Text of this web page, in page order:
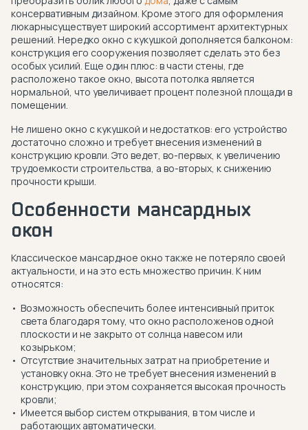
консервативным дизайном. Кроме этого для оформления
люкарнысуществует широкий ассортимент архитектурных
решений. Нередко окно с кукушкой дополняется балконом:
конструкция его сооружения позволяет сделать это без
особых усилий. Еще один плюс: в части стены, где
расположено такое окно, высота потолка является
нормальной, что увеличивает процент полезной площади в
помещении.
Не лишено окно с кукушкой и недостатков: его устройство
достаточно сложно и требует внесения изменений в
конструкцию кровли. Это ведет, во-первых, к увеличению
трудоемкости строительства, а во-вторых, к снижению
прочности крыши.
Особенности мансардных
окон
Классическое мансардное окно также не потеряло своей
актуальности, и на это есть множество причин. К ним
относятся:
Возможность обеспечить более интенсивный приток
света благодаря тому, что окно расположенов одной
плоскости и не закрыто от солнца навесом или
козырьком;
Отсутствие значительных затрат на приобретение и
установку окна. Это не требует внесения изменений в
конструкцию, при этом сохраняется высокая прочность
кровли;
Имеется выбор систем открывания, в том числе и
работающих автоматически.